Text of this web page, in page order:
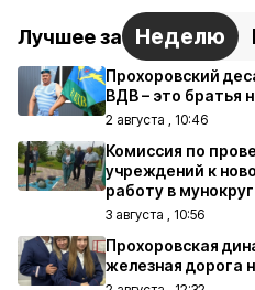
Лучшее за Неделю
Прохоровский
ВДВ – это братья
2 августа , 10:46
Комиссия по
учреждений к
работу в
3 августа , 10:56
Прохоровская
железная дорога